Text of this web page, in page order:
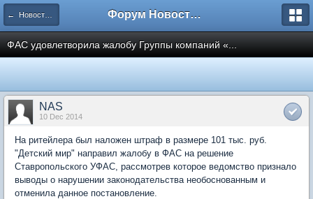
← Новости рынка недвижимости Форум Новостройки
ФАС удовлетворила жалобу Группы компаний «...
NAS
10 Dec 2014
На ритейлера был наложен штраф в размере 101 тыс. руб.
"Детский мир" направил жалобу в ФАС на решение
Ставропольского УФАС, рассмотрев которое ведомство признало
выводы о нарушении законодательства необоснованным и
отменила данное постановление.